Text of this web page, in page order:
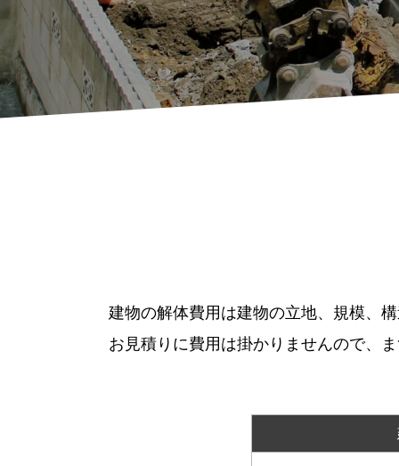
建物の解体費用は建物の立地、規模、
お見積りに費用は掛かりませんので、